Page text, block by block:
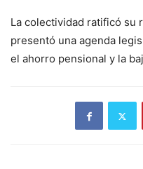
La colectividad ratificó su
presentó una agenda
el ahorro pensional y la